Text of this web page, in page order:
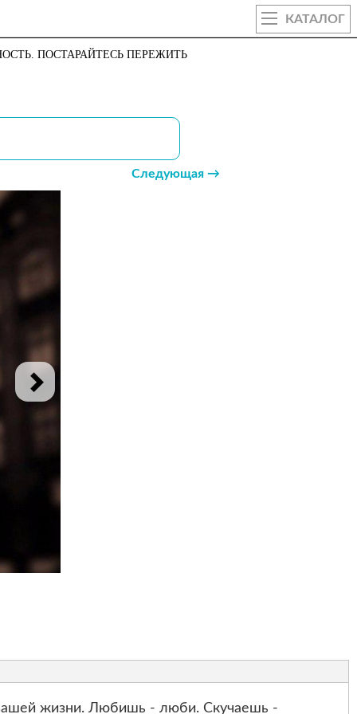
КАТАЛОГ
ПОСТАРАЙТЕСЬ ПЕРЕЖИТЬ
Следующая →
жизни. Любишь - люби. Скучаешь -